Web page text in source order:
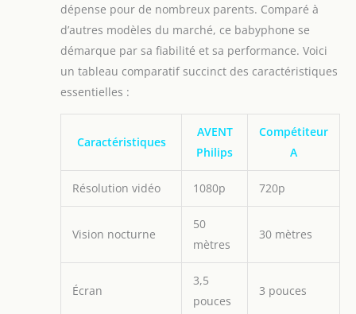
dépense pour de nombreux parents. Comparé à
d’autres modèles du marché, ce babyphone se
démarque par sa fiabilité et sa performance. Voici
un tableau comparatif succinct des caractéristiques
essentielles :
Caractéristiques
AVENT
Philips
Compétiteur
A
Résolution vidéo 1080p 720p
Vision nocturne
50
mètres
30 mètres
Écran
3,5
pouces
3 pouces